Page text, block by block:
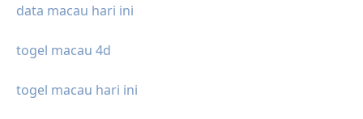
data macau hari ini
togel macau 4d
togel macau hari ini